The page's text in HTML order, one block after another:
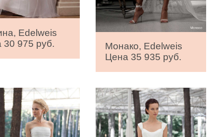
Edelweis
30 975 руб.
Монако, Edelweis
Цена 35 935 руб.